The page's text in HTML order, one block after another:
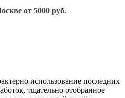
от 5000 руб.
использование последних
тщательно отобранное